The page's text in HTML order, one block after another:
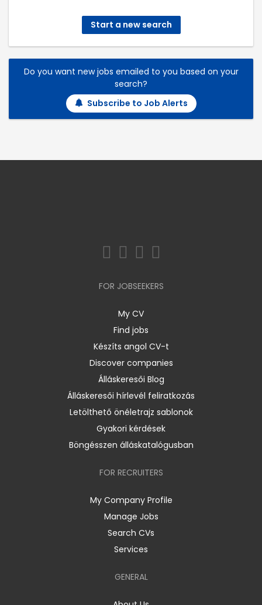
Start a new search
Do you want new jobs emailed to you based on your
search?
Subscribe to Job Alerts
FOR JOBSEEKERS
My CV
Find jobs
Készíts angol CV-t
Discover companies
Álláskeresői Blog
Álláskeresői hírlevél feliratkozás
Letölthető önéletrajz sablonok
Gyakori kérdések
Böngésszen álláskatalógusban
FOR RECRUITERS
My Company Profile
Manage Jobs
Search CVs
Services
GENERAL